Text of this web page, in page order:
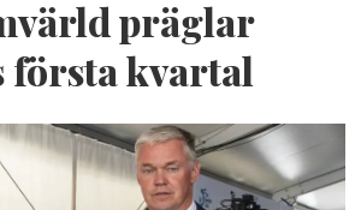
präglar
första kvartal